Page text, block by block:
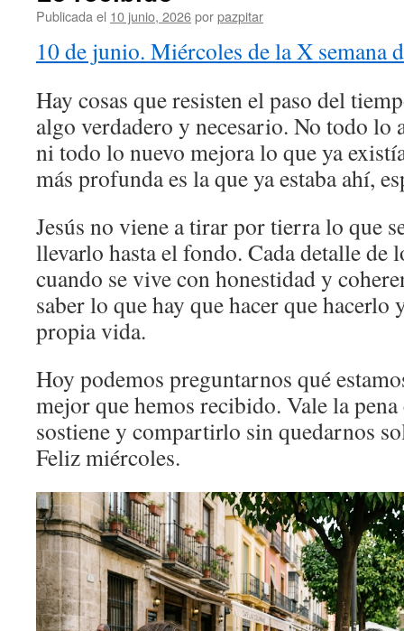
Publicada el 10 junio, 2026porpazpitar
10 de junio. Miércoles de la X semana
Hay cosas que resisten el paso del
algo verdadero y necesario. No todo lo
ni todo lo nuevo mejora lo que ya
más profunda es la que ya estaba ahí,
Jesús no viene a tirar por tierra lo que
llevarlo hasta el fondo. Cada detalle de
cuando se vive con honestidad y
saber lo que hay que hacer que
propia vida.
Hoy podemos preguntarnos qué
mejor que hemos recibido. Vale la
sostiene y compartirlo sin quedarnos
Feliz miércoles.